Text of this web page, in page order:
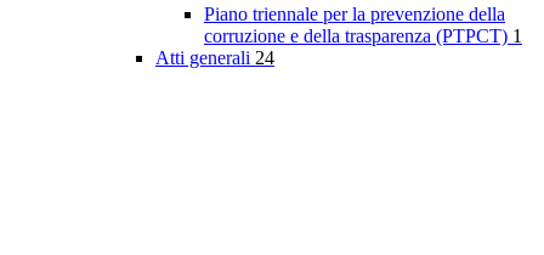
Piano triennale per la prevenzione della
corruzione e della trasparenza (PTPCT) 1
Atti generali 24